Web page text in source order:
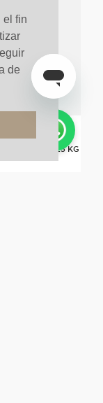
el fin
de
Inter Gris X 25 KG